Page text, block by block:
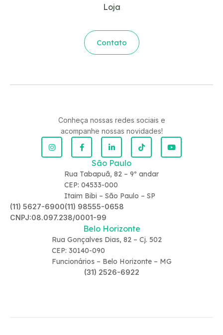
Loja
Contato
Conheça nossas redes sociais e
acompanhe nossas novidades!
São Paulo
Rua Tabapuã, 82 – 9º andar
CEP: 04533-000
Itaim Bibi – São Paulo – SP
(11) 5627-6900(11) 98555-0658
CNPJ:08.097.238/0001-99
Belo Horizonte
Rua Gonçalves Dias, 82 – Cj. 502
CEP: 30140-090
Funcionários – Belo Horizonte – MG
(31) 2526-6922